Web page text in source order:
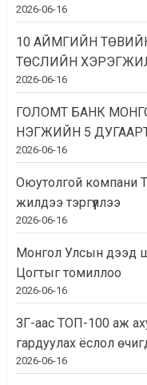
2026-06-16
10 АЙМГИЙН
ТӨСЛИЙН
2026-06-16
ГОЛОМТ БАНК
НЭГЖИЙН 5
2026-06-16
Оюутолгой компани
жилдээ тэргүүллээ
2026-06-16
Монгол Улсын дээд
Цогтыг томиллоо
2026-06-16
ЗГ-аас ТОП-100 аж
гардуулах ёслол
2026-06-16